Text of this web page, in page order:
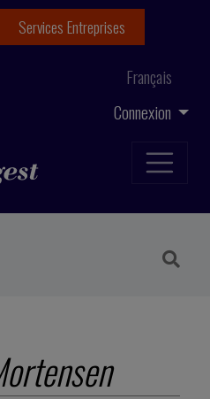
Connexion
Français
Services Entreprises